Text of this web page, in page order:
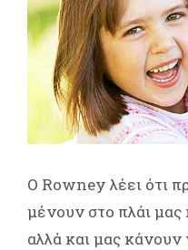
Ο Rowney λέει ότι
μένουν στο πλάι
αλλά και μας